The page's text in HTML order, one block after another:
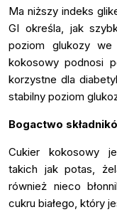
Ma niższy indeks
GI określa, jak
poziom glukozy
kokosowy podnosi
korzystne dla
stabilny poziom
Bogactwo
Cukier kokosowy
takich jak potas,
również nieco
cukru białego, który